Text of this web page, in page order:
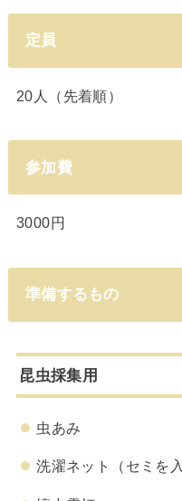
定員
20人（先着順）
参加費
3000円
準備するもの
昆虫採集用
虫あみ
洗濯ネット（セミを